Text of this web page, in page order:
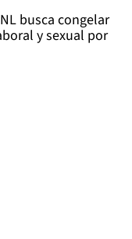
busca congelar
y sexual por